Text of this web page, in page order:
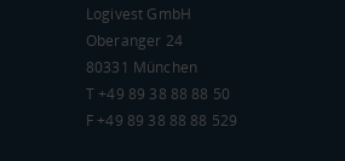
STADT)
je Erwerbstätigen BIP je Einwohner
Logivest GmbH
Oberanger 24
80331 München
T +49 89 38 88 88 50
F +49 89 38 88 88 529